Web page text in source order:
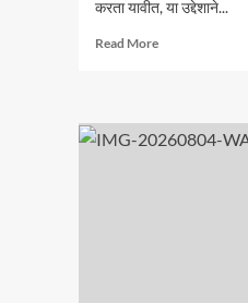
करता यावीत, या उद्देशाने...
Read MoreRead
कन्या
महाविद्यालयात